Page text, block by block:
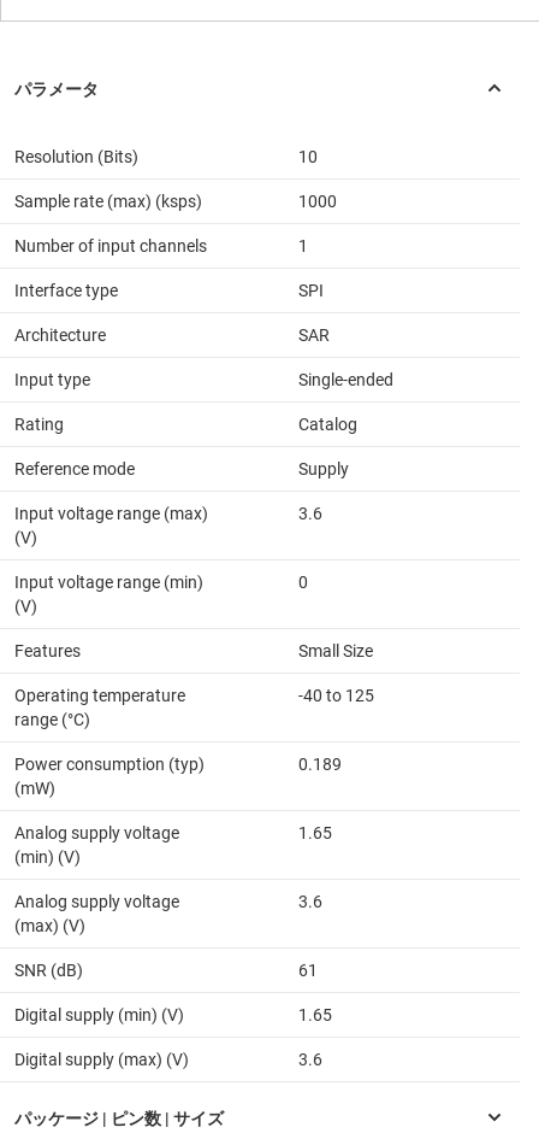
Resolution (Bits) 10
Sample rate (max) (ksps) 1000
Number of input channels 1
Interface type SPI
Architecture SAR
Input type Single-ended
Rating Catalog
Reference mode Supply
Input voltage range (max)
(V)
3.6
Input voltage range (min)
(V)
0
Features Small Size
Operating temperature
range (°C)
-40 to 125
Power consumption (typ)
(mW)
0.189
Analog supply voltage
(min) (V)
1.65
Analog supply voltage
(max) (V)
3.6
SNR (dB) 61
Digital supply (min) (V) 1.65
Digital supply (max) (V) 3.6